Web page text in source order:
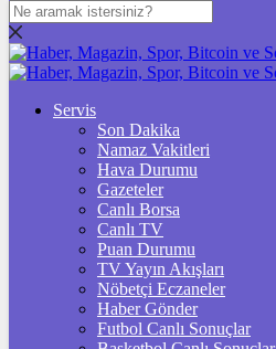
DOLAR
47,5963$% 0.06
% 0.09
STERLİN
% 0.32
GRAM ALTIN
%0,67
ÇEYREK ALTIN
Servis
Son Dakika
Namaz Vakitleri
Hava Durumu
Gazeteler
Canlı Borsa
Canlı TV
Puan Durumu
TV Yayın Akışları
Nöbetçi Eczaneler
Haber Gönder
Futbol Canlı Sonuçlar